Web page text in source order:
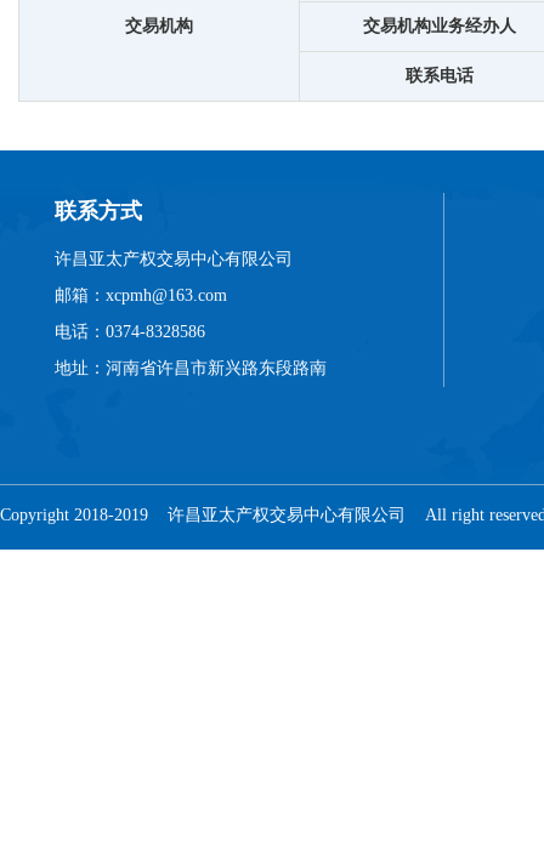
交易机构 交易机构业务经办人
联系电话
联系方式
许昌亚太产权交易中心有限公司
邮箱：xcpmh@163.com
电话：0374-8328586
地址：河南省许昌市新兴路东段路南
Copyright 2018-2019 许昌亚太产权交易中心有限公司 All right